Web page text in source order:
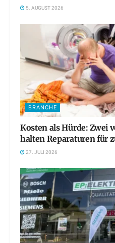
5. AUGUST 2026
BRANCHE
Kosten als Hürde: Zwei
halten Reparaturen für
27. JULI 2026